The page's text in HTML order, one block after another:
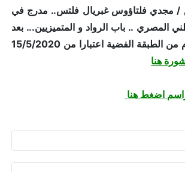
/ مجدي فلتاؤوس غبريال فلتس.. مدرج في
المصري .. باب الرواد و المتميزيين... بعد
منحه قلادة تاميكوم من الطبقة الفضية اعتبارا من 15/5/2020
هنا
اضغط هنا